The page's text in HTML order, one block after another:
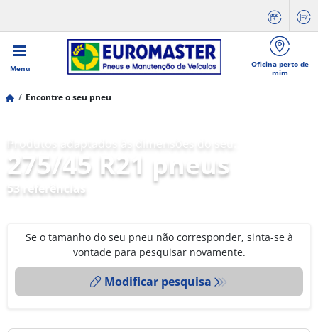
Menu
Oficina perto de
mim
Encontre o seu pneu
275/45 R21 pneus
53 referências
Se o tamanho do seu pneu não corresponder, sinta-se à
vontade para pesquisar novamente.
Modificar pesquisa